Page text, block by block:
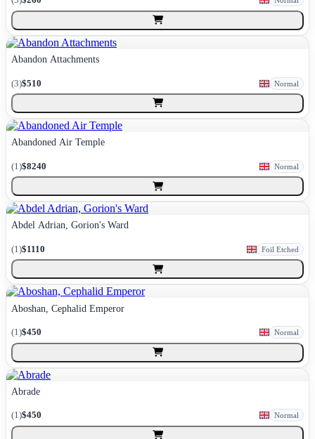
Abandon Attachments
(3)$510 Normal
Abandoned Air Temple
(1)$8240 Normal
Abdel Adrian, Gorion's Ward
(1)$1110 Foil Etched
Aboshan, Cephalid Emperor
(1)$450 Normal
Abrade
(1)$450 Normal